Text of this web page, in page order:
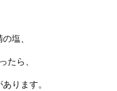
塩、
たら、
ります。